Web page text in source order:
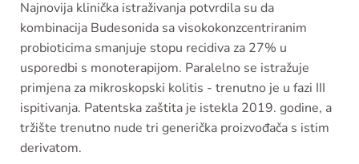
Najnovija klinička istraživanja potvrdila su da
kombinacija Budesonida sa visokokonzcentriranim
probioticima smanjuje stopu recidiva za 27% u
usporedbi s monoterapijom. Paralelno se istražuje
primjena za mikroskopski kolitis - trenutno je u fazi III
ispitivanja. Patentska zaštita je istekla 2019. godine, a
tržište trenutno nude tri generička proizvođača s istim
derivatom.